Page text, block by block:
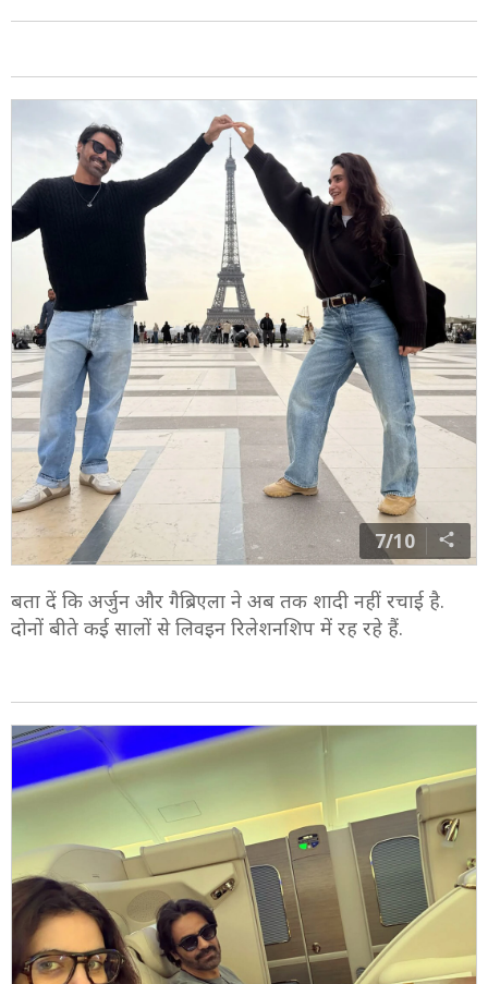
7/10
बता दें कि अर्जुन और गैब्रिएला ने अब तक शादी नहीं रचाई है.
दोनों बीते कई सालों से लिवइन रिलेशनशिप में रह रहे हैं.